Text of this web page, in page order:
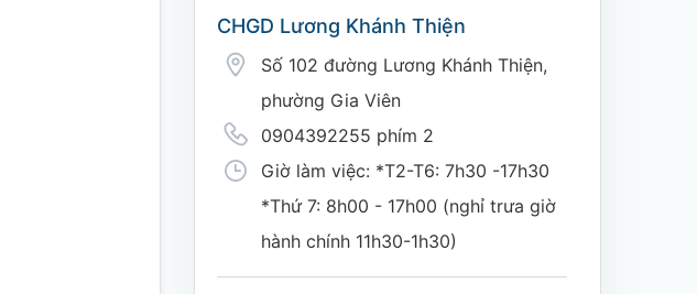
CHGD Lương Khánh Thiện
Số 102 đường Lương Khánh Thiện,
phường Gia Viên
0904392255 phím 2
Giờ làm việc: *T2-T6: 7h30 -17h30
*Thứ 7: 8h00 - 17h00 (nghỉ trưa giờ
hành chính 11h30-1h30)